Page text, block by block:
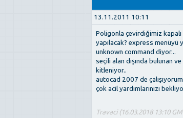
13.11.2011 10:11
Poligonla çevirdiğimiz kapalı
yapılacak? express menüyü
unknown command diyor...
seçili alan dışında bulunan
kitleniyor..
autocad 2007 de çalışıyorum
çok acil yardımlarınızı
Travaci (16.03.2018 13:10